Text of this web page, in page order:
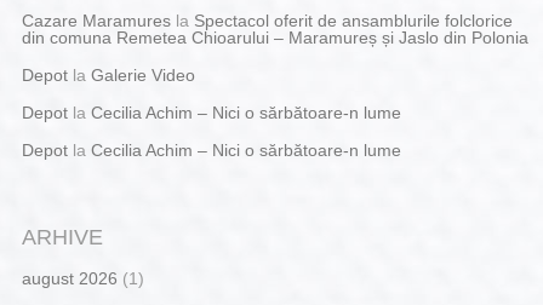
Cazare Maramuresla Spectacol oferit de ansamblurile folclorice
din comuna Remetea Chioarului – Maramureș și Jaslo din Polonia
Depotla Galerie Video
Depotla Cecilia Achim – Nici o sărbătoare-n lume
Depotla Cecilia Achim – Nici o sărbătoare-n lume
ARHIVE
august 2026 (1)